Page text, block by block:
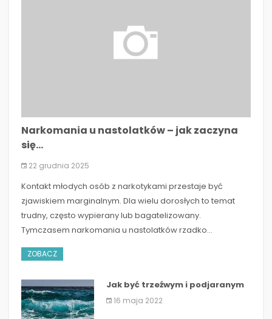
Narkomania u nastolatków – jak zaczyna
się...
22 grudnia 2025
Kontakt młodych osób z narkotykami przestaje być
zjawiskiem marginalnym. Dla wielu dorosłych to temat
trudny, często wypierany lub bagatelizowany.
Tymczasem narkomania u nastolatków rzadko...
ZOBACZ
Jak być trzeźwym i podjaranym
16 maja 2022